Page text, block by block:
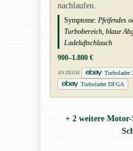
nachlaufen.
Symptome: Pfeifendes
Turbobereich, blaue
Ladeluftschlauch
900–1.800 €
ANZEIGE
Turbolader
Turbolader DFGA
+ 2 weitere